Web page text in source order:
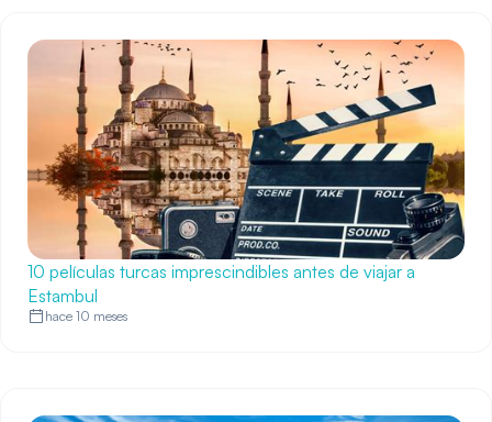
10 películas turcas imprescindibles antes de viajar a
Estambul
hace 10 meses